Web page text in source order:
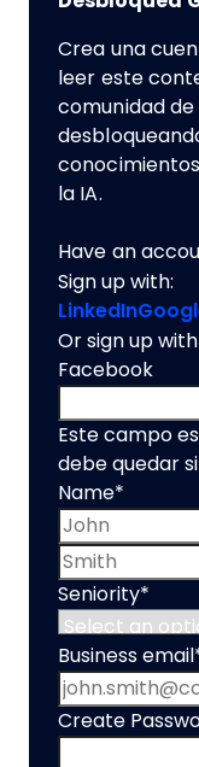
Crea una
leer este
comunidad de
la IA.
Have an
Sign up with:
LinkedIn
Or sign up
Facebook
Este campo
debe quedar
Name*
Seniority*
Business email
Create